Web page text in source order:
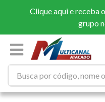
Clique aquie receba
grupo